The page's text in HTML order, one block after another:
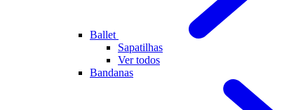
Ballet
Sapatilhas
Ver todos
Bandanas